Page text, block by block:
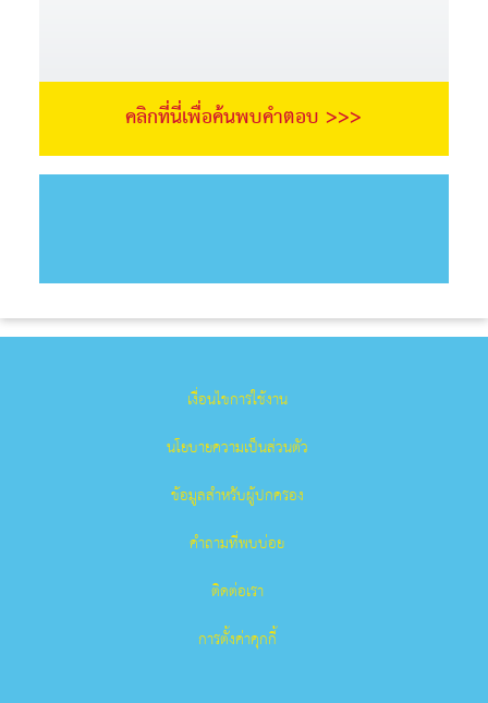
คลิกที่นี่เพื่อค้นพบคำตอบ >>>
เงื่อนไขการใช้งาน
นโยบายความเป็นส่วนตัว
ข้อมูลสำหรับผู้ปกครอง
คำถามที่พบบ่อย
ติดต่อเรา
การตั้งค่าคุกกี้